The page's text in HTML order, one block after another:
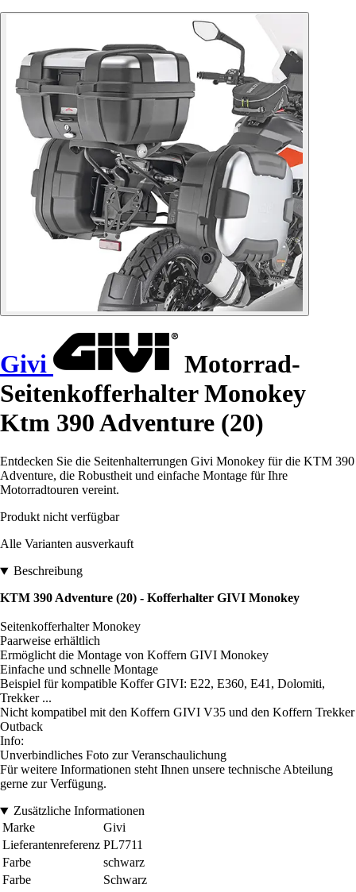
Givi
Motorrad-
Seitenkofferhalter Monokey
Ktm 390 Adventure (20)
Entdecken Sie die Seitenhalterrungen Givi Monokey für die KTM 390
Adventure, die Robustheit und einfache Montage für Ihre
Motorradtouren vereint.
Produkt nicht verfügbar
Alle Varianten ausverkauft
Beschreibung
KTM 390 Adventure (20) - Kofferhalter GIVI Monokey
Seitenkofferhalter Monokey
Paarweise erhältlich
Ermöglicht die Montage von Koffern GIVI Monokey
Einfache und schnelle Montage
Beispiel für kompatible Koffer GIVI: E22, E360, E41, Dolomiti,
Trekker ...
Nicht kompatibel mit den Koffern GIVI V35 und den Koffern Trekker
Outback
Info:
Unverbindliches Foto zur Veranschaulichung
Für weitere Informationen steht Ihnen unsere technische Abteilung
gerne zur Verfügung.
Zusätzliche Informationen
Marke
Givi
Lieferantenreferenz PL7711
Farbe
schwarz
Farbe
Schwarz